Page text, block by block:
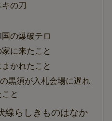
の刀
の爆破テロ
に来たこと
かれたこと
黒須が入札会場に遅れ
と
線らしきものはなか